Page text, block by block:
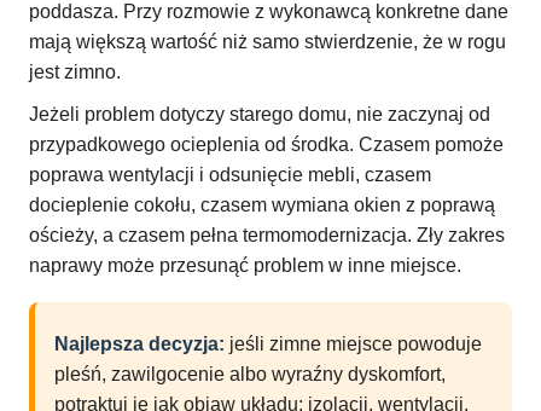
poddasza. Przy rozmowie z wykonawcą konkretne dane
mają większą wartość niż samo stwierdzenie, że w rogu
jest zimno.
Jeżeli problem dotyczy starego domu, nie zaczynaj od
przypadkowego ocieplenia od środka. Czasem pomoże
poprawa wentylacji i odsunięcie mebli, czasem
docieplenie cokołu, czasem wymiana okien z poprawą
ościeży, a czasem pełna termomodernizacja. Zły zakres
naprawy może przesunąć problem w inne miejsce.
Najlepsza decyzja: jeśli zimne miejsce powoduje
pleśń, zawilgocenie albo wyraźny dyskomfort,
potraktuj je jak objaw układu: izolacji, wentylacji,